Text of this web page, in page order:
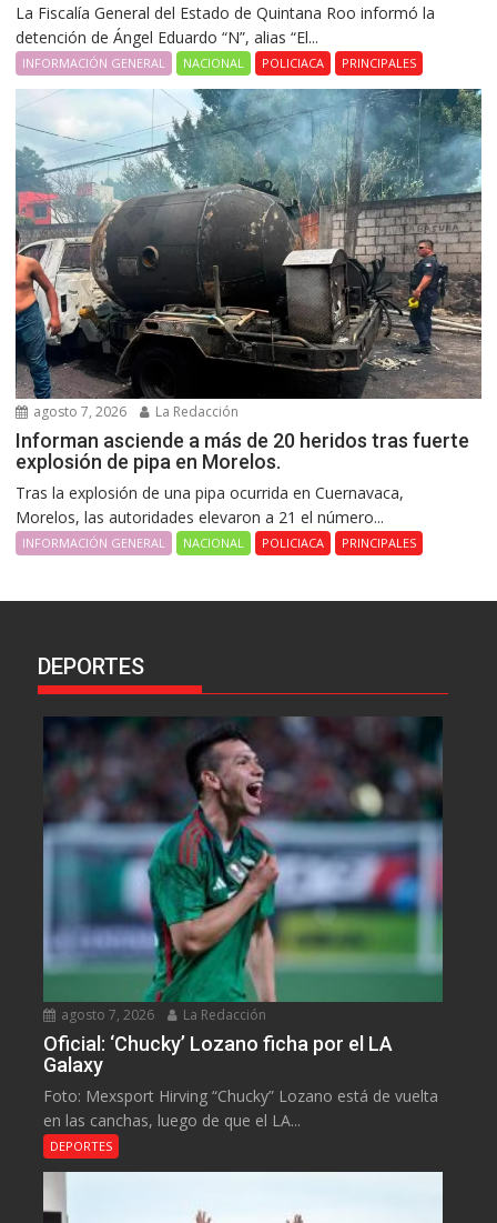
La Fiscalía General del Estado de Quintana Roo informó la
detención de Ángel Eduardo “N”, alias “El...
INFORMACIÓN GENERAL NACIONAL POLICIACA PRINCIPALES
agosto 7, 2026 La Redacción
Informan asciende a más de 20 heridos tras fuerte
explosión de pipa en Morelos.
Tras la explosión de una pipa ocurrida en Cuernavaca,
Morelos, las autoridades elevaron a 21 el número...
INFORMACIÓN GENERAL NACIONAL POLICIACA PRINCIPALES
DEPORTES
agosto 7, 2026 La Redacción
Oficial: ‘Chucky’ Lozano ficha por el LA
Galaxy
Foto: Mexsport Hirving “Chucky” Lozano está de vuelta
en las canchas, luego de que el LA...
DEPORTES